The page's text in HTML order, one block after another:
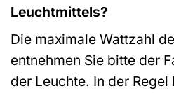
Leuchtmittels?
Die maximale Wattzahl
entnehmen Sie bitte der
der Leuchte. In der